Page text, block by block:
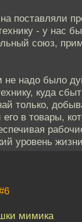
поставляли
- у нас
союз,
не надо было
куда
только,
в товары,
уровень
мимика